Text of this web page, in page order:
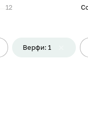
12
Верфи: 1